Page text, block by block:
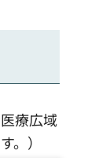
療広域
。）